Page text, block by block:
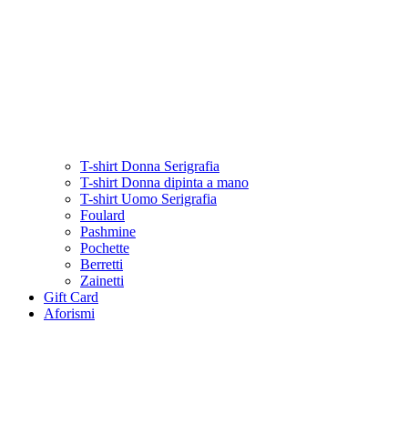
T-shirt Donna Serigrafia
T-shirt Donna dipinta a mano
T-shirt Uomo Serigrafia
Foulard
Pashmine
Pochette
Berretti
Zainetti
Gift Card
Aforismi